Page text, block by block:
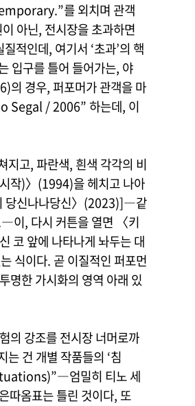
를 외치며 관객
아닌, 전시장을 초과하면
적인데, 여기서 ‘초과’의 핵
입구를 틀어 들어가는, 야
의 경우, 퍼포머가 관객을 마
Segal / 2006” 하는데, 이
고, 파란색, 흰색 각각의 비
작)〉(1994)을 헤치고 나아
당신나나당신〉(2023)]―같
이, 다시 커튼을 열면 〈키
코 앞에 나타나게 놔두는 대
식이다. 곧 이질적인 퍼포먼
명한 가시화의 영역 아래 있
의 강조를 전시장 너머로까
건 개별 작품들의 ‘침
엄밀히 티노 세
따옴표는 틀린 것이다, 또